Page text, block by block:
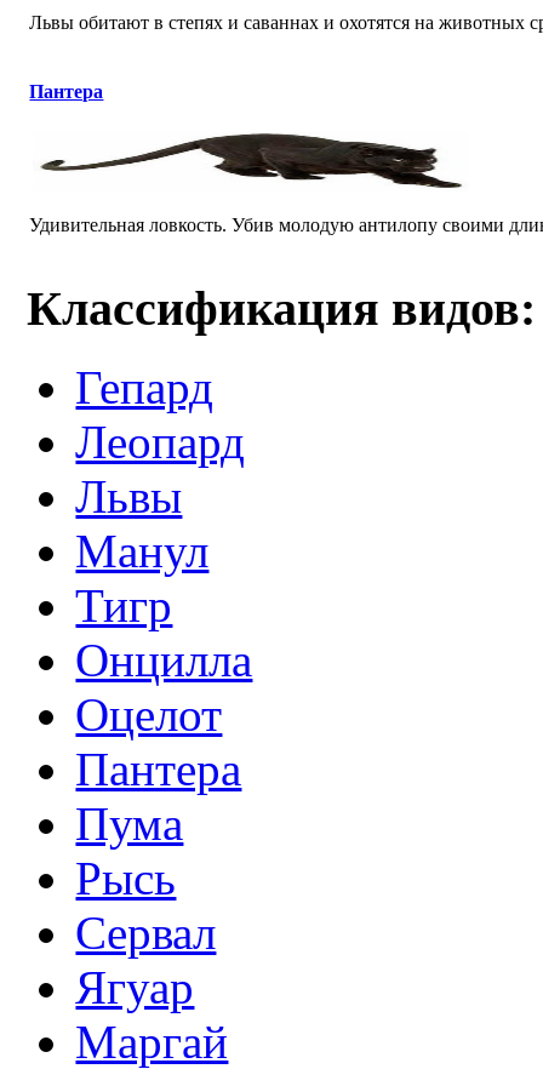
Львы обитают в степях и саваннах и охотятся на животных
Пантера
Удивительная ловкость. Убив молодую антилопу своими
Классификация видов:
Гепард
Леопард
Львы
Манул
Тигр
Онцилла
Оцелот
Пантера
Пума
Рысь
Сервал
Ягуар
Маргай